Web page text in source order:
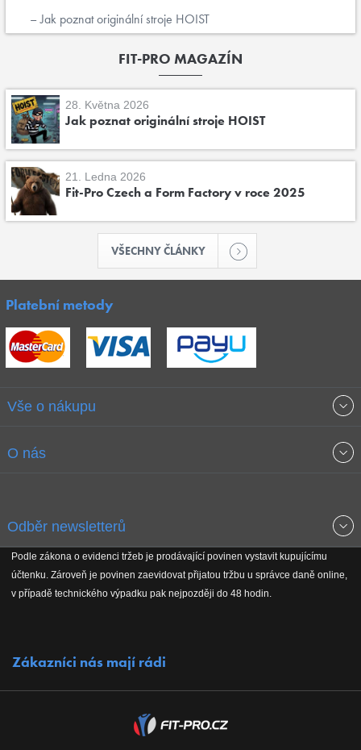
Jak poznat originální stroje HOIST
FIT-PRO MAGAZÍN
28. Května 2026
Jak poznat originální stroje HOIST
21. Ledna 2026
Fit-Pro Czech a Form Factory v roce 2025
VŠECHNY ČLÁNKY
Platební metody
Vše o nákupu
Obchodní podmínky
Reklamační řád
O nás
Koho podporujeme
Odběr newsletterů
Získejte přehled o novinkách, slevách, akčním zboží a upozornění
na nové články v magazínu!
Podle zákona o evidenci tržeb je prodávající povinen vystavit kupujícímu
účtenku. Zároveň je povinen zaevidovat přijatou tržbu u správce daně online,
v případě technického výpadku pak nejpozději do 48 hodin.
Zákazníci nás mají rádi